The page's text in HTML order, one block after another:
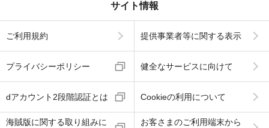
サイト情報
ご利用規約 提供事業者等に関する表示
プライバシーポリシー 健全なサービスに向けて
dアカウント2段階認証とは Cookieの利用について
海賊版に関する取り組みに
お客さまのご利用端末から